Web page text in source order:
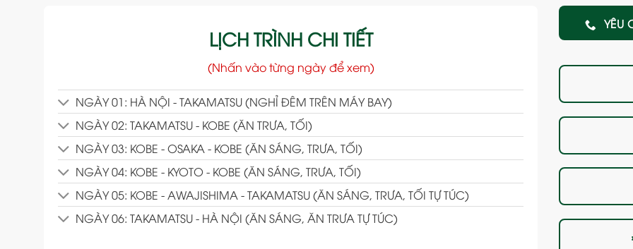
LỊCH TRÌNH CHI TIẾT
(Nhấn vào từng ngày để xem)
NGÀY 01: HÀ NỘI - TAKAMATSU (NGHỈ ĐÊM TRÊN MÁY BAY)
NGÀY 02: TAKAMATSU - KOBE (ĂN TRƯA, TỐI)
NGÀY 03: KOBE - OSAKA - KOBE (ĂN SÁNG, TRƯA, TỐI)
NGÀY 04: KOBE - KYOTO - KOBE (ĂN SÁNG, TRƯA, TỐI)
NGÀY 05: KOBE - AWAJISHIMA - TAKAMATSU (ĂN SÁNG, TRƯA, TỐI TỰ TÚC)
NGÀY 06: TAKAMATSU - HÀ NỘI (ĂN SÁNG, ĂN TRƯA TỰ TÚC)
YÊU